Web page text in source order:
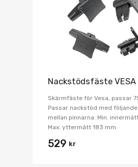
Nackstödsfäste VESA
Skärmfäste för Vesa, passar
Passar nackstöd med
mellan pinnarna: Min.
Max. yttermått 183 mm.
529 kr